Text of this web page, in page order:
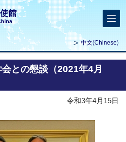
館
中文(Chinese)
との懇談（2021年4月
令和3年4月15日